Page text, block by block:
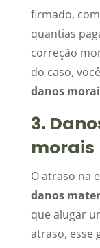
firmado,
quantias
correção
do caso,
danos
3.
morais
O atraso na
danos
que alugar
atraso, esse